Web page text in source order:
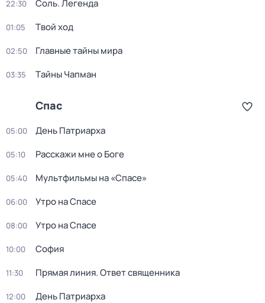
22:30 Соль. Легенда
01:05 Твой ход
02:50 Главные тайны мира
03:35 Тaйны Чапман
Спас
05:00 День Патриарха
05:10 Расскажи мне о Боге
05:40 Мультфильмы на «Спасе»
06:00 Утро на Спасе
08:00 Утро на Спасе
10:00 София
11:30 Прямая линия. Ответ священника
12:00 День Патриарха